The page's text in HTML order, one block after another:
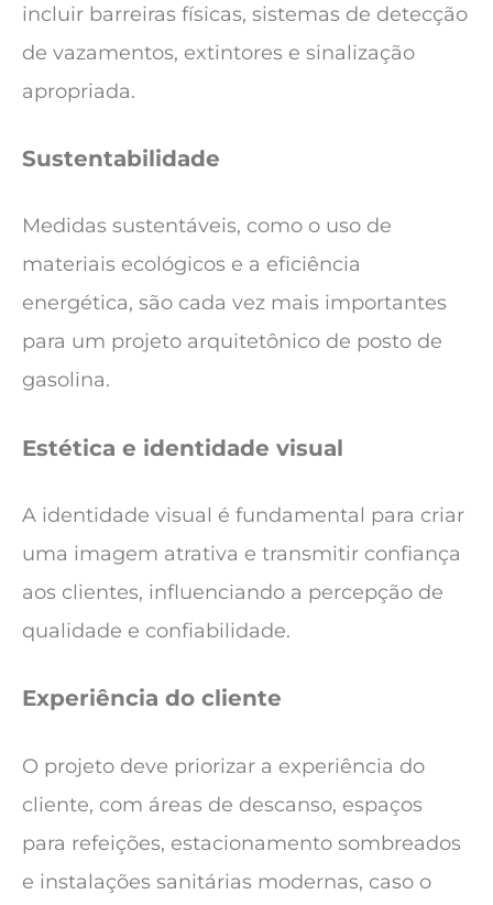
incluir barreiras físicas, sistemas de detecção
de vazamentos, extintores e sinalização
apropriada.
Sustentabilidade
Medidas sustentáveis, como o uso de
materiais ecológicos e a eficiência
energética, são cada vez mais importantes
para um projeto arquitetônico de posto de
gasolina.
Estética e identidade visual
A identidade visual é fundamental para criar
uma imagem atrativa e transmitir confiança
aos clientes, influenciando a percepção de
qualidade e confiabilidade.
Experiência do cliente
O projeto deve priorizar a experiência do
cliente, com áreas de descanso, espaços
para refeições, estacionamento sombreados
e instalações sanitárias modernas, caso o